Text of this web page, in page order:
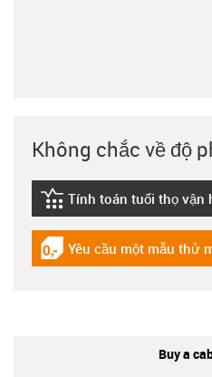
Không chắc về độ
igus-icon-
Tính toán tuổi thọ vận
igus-icon-gratismuster
Yêu cầu một mẫu thử
Buy a